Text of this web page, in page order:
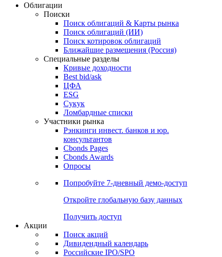
Облигации
Поиски
Поиск облигаций & Карты рынка
Поиск облигаций (ИИ)
Поиск котировок облигаций
Ближайшие размещения (Россия)
Специальные разделы
Кривые доходности
Best bid/ask
ЦФА
ESG
Сукук
Ломбардные списки
Участники рынка
Рэнкинги инвест. банков и юр.
консультантов
Cbonds Pages
Cbonds Awards
Опросы
Попробуйте 7-дневный демо-доступ
Откройте глобальную базу данных
Получить доступ
Акции
Поиск акций
Дивидендный календарь
Российские IPO/SPO